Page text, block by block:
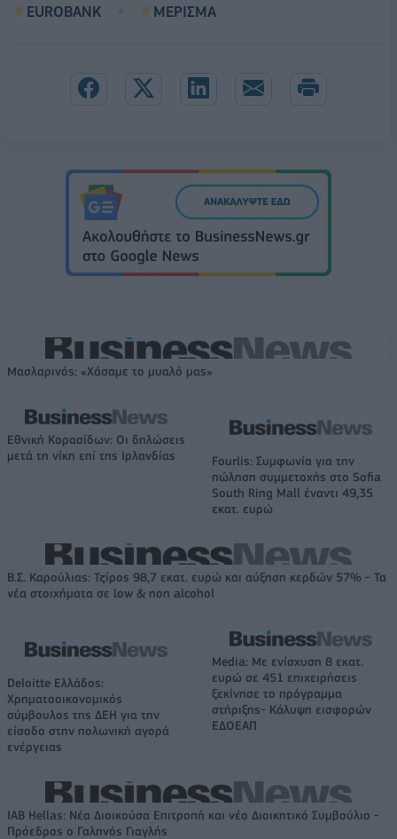
EUROBANK ΜΕΡΙΣΜΑ
Μασλαρινός: «Χάσαμε το μυαλό μας»
Εθνική Κορασίδων: Οι δηλώσεις
μετά τη νίκη επί της Ιρλανδίας
Fourlis: Συμφωνία για την
πώληση συμμετοχής στο Sofia
South Ring Mall έναντι 49,35
εκατ. ευρώ
Β.Σ. Καρούλιας: Τζίρος 98,7 εκατ. ευρώ και αύξηση κερδών 57% - Τα
νέα στοιχήματα σε low & non alcohol
Deloitte Ελλάδος:
Χρηματοοικονομικός
σύμβουλος της ΔΕΗ για την
είσοδο στην πολωνική αγορά
ενέργειας
Media: Με ενίσχυση 8 εκατ.
ευρώ σε 451 επιχειρήσεις
ξεκίνησε το πρόγραμμα
στήριξης- Κάλυψη εισφορών
ΕΔΟΕΑΠ
IAB Hellas: Νέα Διοικούσα Επιτροπή και νέο Διοικητικό Συμβούλιο -
Πρόεδρος ο Γαληνός Γιαγλής